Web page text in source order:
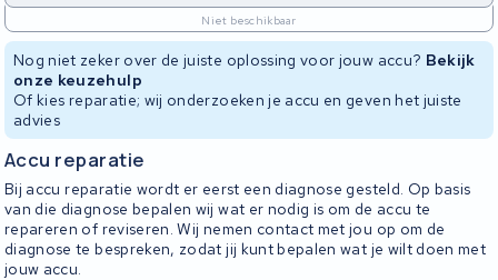
Niet beschikbaar
Nog niet zeker over de juiste oplossing voor jouw accu? Bekijk
onze keuzehulp
Of kies reparatie; wij onderzoeken je accu en geven het juiste
advies
Accu reparatie
Bij accu reparatie wordt er eerst een diagnose gesteld. Op basis
van die diagnose bepalen wij wat er nodig is om de accu te
repareren of reviseren. Wij nemen contact met jou op om de
diagnose te bespreken, zodat jij kunt bepalen wat je wilt doen met
jouw accu.